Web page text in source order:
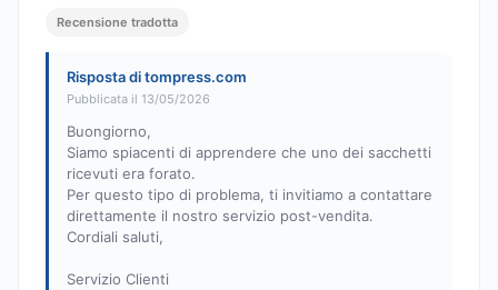
Recensione tradotta
Risposta di tompress.com
Pubblicata il 13/05/2026
Buongiorno,
Siamo spiacenti di apprendere che uno dei sacchetti
ricevuti era forato.
Per questo tipo di problema, ti invitiamo a contattare
direttamente il nostro servizio post-vendita.
Cordiali saluti,
Servizio Clienti